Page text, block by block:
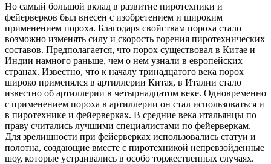
Но самый большой вклад в развитие пиротехники и
фейерверков был внесен с изобретением и широким
применением пороха. Благодаря свойствам пороха стало
возможно изменять силу и скорость горения пиротехнических
составов. Предполагается, что порох существовал в Китае и
Индии намного раньше, чем о нем узнали в европейских
странах. Известно, что к началу тринадцатого века порох
широко применялся в артиллерии Китая, в Италии стало
известно об артиллерии в четырнадцатом веке. Одновременно
с применением пороха в артиллерии он стал использоваться и
в пиротехнике и фейерверках. В средние века итальянцы по
праву считались лучшими специалистами по фейерверкам.
Для зрелищности при фейерверках использовались статуи и
полотна, создающие вместе с пиротехникой непревзойденные
шоу, которые устраивались в особо торжественных случаях.